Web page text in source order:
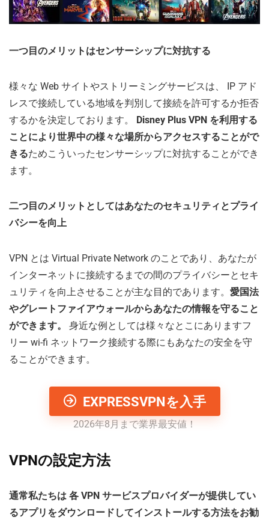
一つ目のメリットはセンサーシップに対抗する
様々な Web サイトやストリーミングサービスは、 IP アド
レスで接続している地域を判別して接続を許可するか拒否
するかを決定しております。
Disney Plus VPN を利用する
ことにより世界中の様々な場所からアクセスすることがで
きるためこういったセンサーシップに対抗することができ
ます。
二つ目のメリットとしてはあなたのセキュリティとプライ
バシーを向上
VPN とは Virtual Private Network のことであり、あなたが
インターネットに接続するまでの間のプライバシーとセキ
ュリティを向上させることが主な目的であります。 愛国法
やグレートファイアウォールからあなたの情報を守ること
ができます。
身近な例としては様々なとこにありますフ
リー wi-fi ネットワーク接続する際にもあなたの安全を守
ることができます。
EXPRESSVPNを入手
2026年8月まで業界最安値！
VPNの設定方法
通常私たちは 各 VPN サービスプロバイダーが提供してい
るアプリをダウンロードしてインストールする方法をお勧